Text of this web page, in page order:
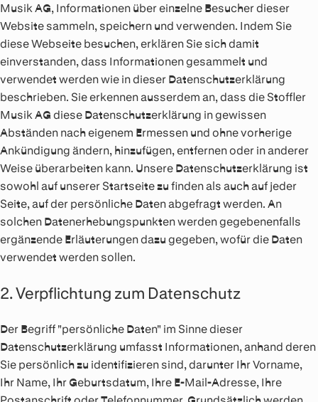
Musik AG, Informationen über einzelne Besucher dieser
Website sammeln, speichern und verwenden. Indem Sie
diese Webseite besuchen, erklären Sie sich damit
einverstanden, dass Informationen gesammelt und
verwendet werden wie in dieser Datenschutzerklärung
beschrieben. Sie erkennen ausserdem an, dass die Stoffler
Musik AG diese Datenschutzerklärung in gewissen
Abständen nach eigenem Ermessen und ohne vorherige
Ankündigung ändern, hinzufügen, entfernen oder in anderer
Weise überarbeiten kann. Unsere Datenschutzerklärung ist
sowohl auf unserer Startseite zu finden als auch auf jeder
Seite, auf der persönliche Daten abgefragt werden. An
solchen Datenerhebungspunkten werden gegebenenfalls
ergänzende Erläuterungen dazu gegeben, wofür die Daten
verwendet werden sollen.
2. Verpflichtung zum Datenschutz
Der Begriff "persönliche Daten" im Sinne dieser
Datenschutzerklärung umfasst Informationen, anhand deren
Sie persönlich zu identifizieren sind, darunter Ihr Vorname,
Ihr Name, Ihr Geburtsdatum, Ihre E-Mail-Adresse, Ihre